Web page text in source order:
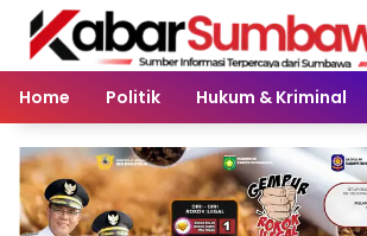
Langsung
konten
Home
Politik Hukum & Kriminal